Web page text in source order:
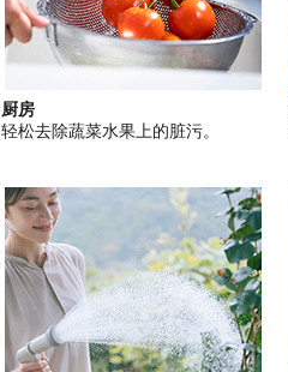
厨房
轻松去除蔬菜水果上的脏污。